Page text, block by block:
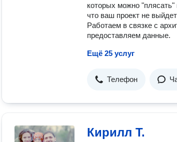
которых можно "плясать"
что ваш проект не
Работаем в связке с
предоставляем данные.
Ещё 25 услуг
Телефон
Кирилл Т.